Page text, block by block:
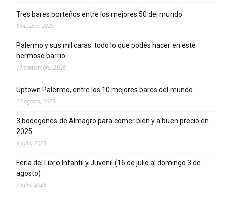
Tres bares porteños entre los mejores 50 del mundo
6 octubre, 2025
Palermo y sus mil caras: todo lo que podés hacer en este
hermoso barrio
17 septiembre, 2025
Uptown Palermo, entre los 10 mejores bares del mundo
12 agosto, 2025
3 bodegones de Almagro para comer bien y a buen precio en
2025
9 julio, 2025
Feria del Libro Infantil y Juvenil (16 de julio al domingo 3 de
agosto)
7 julio, 2025